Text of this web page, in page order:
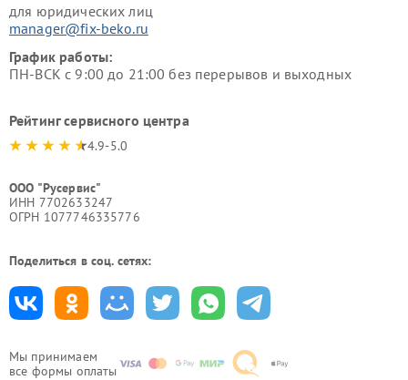
Мы принимаем
все формы оплаты
для юридических лиц
manager@fix-beko.ru
График работы:
ПН-ВСК с 9:00 до 21:00 без перерывов и выходных
Рейтинг сервисного центра
4.9-5.0
ООО "Русервис"
ИНН 7702633247
ОГРН 1077746335776
Поделиться в соц. сетях: